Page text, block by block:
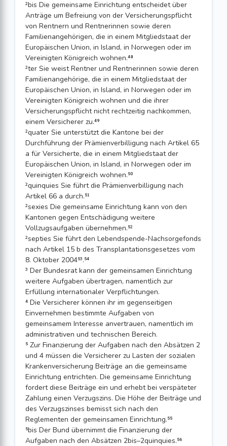
²bis Die gemeinsame Einrichtung entscheidet über
Anträge um Befreiung von der Versicherungspflicht
von Rentnern und Rentnerinnen sowie deren
Familienangehörigen, die in einem Mitgliedstaat der
Europäischen Union, in Island, in Norwegen oder im
Vereinigten Königreich wohnen.⁴⁸
²ter Sie weist Rentner und Rentnerinnen sowie deren
Familienangehörige, die in einem Mitgliedstaat der
Europäischen Union, in Island, in Norwegen oder im
Vereinigten Königreich wohnen und die ihrer
Versicherungspflicht nicht rechtzeitig nachkommen,
einem Versicherer zu.⁴⁹
²quater Sie unterstützt die Kantone bei der
Durchführung der Prämienverbilligung nach Artikel 65
a für Versicherte, die in einem Mitgliedstaat der
Europäischen Union, in Island, in Norwegen oder im
Vereinigten Königreich wohnen.⁵⁰
²quinquies Sie führt die Prämienverbilligung nach
Artikel 66 a durch.⁵¹
²sexies Die gemeinsame Einrichtung kann von den
Kantonen gegen Entschädigung weitere
Vollzugsaufgaben übernehmen.⁵²
²septies Sie führt den Lebendspende-Nachsorgefonds
nach Artikel 15 b des Transplantationsgesetzes vom
8. Oktober 2004⁵³.⁵⁴
³ Der Bundesrat kann der gemeinsamen Einrichtung
weitere Aufgaben übertragen, namentlich zur
Erfüllung internationaler Verpflichtungen.
⁴ Die Versicherer können ihr im gegenseitigen
Einvernehmen bestimmte Aufgaben von
gemeinsamem Interesse anvertrauen, namentlich im
administrativen und technischen Bereich.
⁵ Zur Finanzierung der Aufgaben nach den Absätzen 2
und 4 müssen die Versicherer zu Lasten der sozialen
Krankenversicherung Beiträge an die gemeinsame
Einrichtung entrichten. Die gemeinsame Einrichtung
fordert diese Beiträge ein und erhebt bei verspäteter
Zahlung einen Verzugszins. Die Höhe der Beiträge und
des Verzugszinses bemisst sich nach den
Reglementen der gemeinsamen Einrichtung.⁵⁵
⁵bis Der Bund übernimmt die Finanzierung der
Aufgaben nach den Absätzen 2bis–2quinquies.⁵⁶